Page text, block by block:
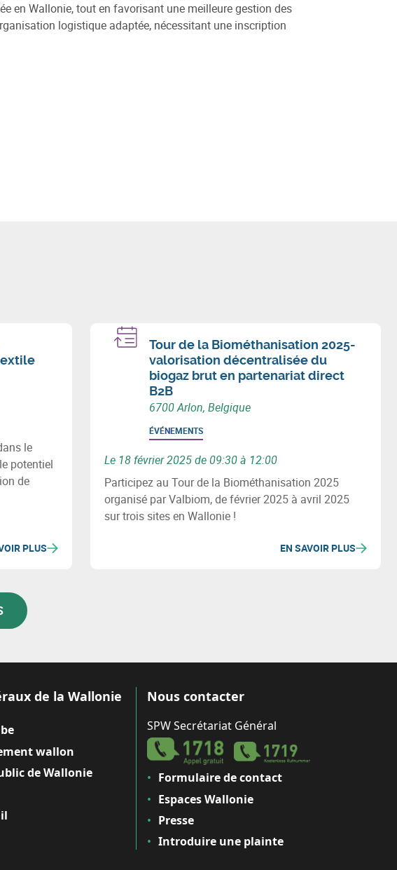
en Wallonie, tout en favorisant une meilleure gestion des
logistique adaptée, nécessitant une inscription
le
potentiel
de
cette
PLUS
Tour de la Biométhanisation 2025-
valorisation décentralisée du
biogaz brut en partenariat direct
B2B
6700 Arlon, Belgique
ÉVÉNEMENTS
Le 18 février 2025 de 09:30 à 12:00
Participez au Tour de la Biométhanisation 2025
organisé par Valbiom, de février 2025 à avril 2025
sur trois sites en Wallonie !
EN SAVOIR PLUS
de la Wallonie
wallon
de Wallonie
Nous contacter
SPW Secrétariat Général
Formulaire de contact
Espaces Wallonie
Presse
Introduire une plainte